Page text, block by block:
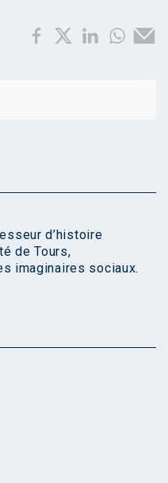
d’histoire
de Tours,
imaginaires sociaux.